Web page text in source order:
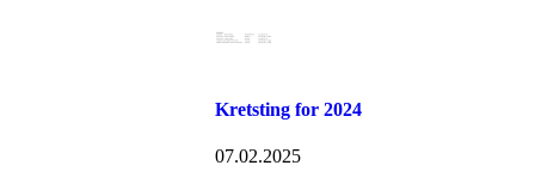
Kretsting for 2024
07.02.2025